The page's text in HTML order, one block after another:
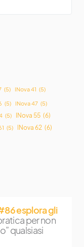
(5) INova 41 (5)
(5) INova 47 (5)
(5) INova 55 (6)
(5) INova 62 (6)
esplora gli
per non
qualsiasi